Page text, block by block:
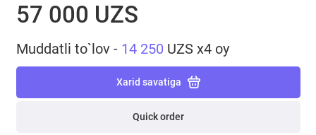
57 000 UZS
Muddatli to`lov - 14 250 UZS x4 oy
Xarid savatiga
Quick order